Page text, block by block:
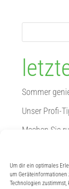
Um dir ein optimales
um
Technologien
Sommer
Unser Profi-
Machen Sie
Geschenkt!
Winterzeit?